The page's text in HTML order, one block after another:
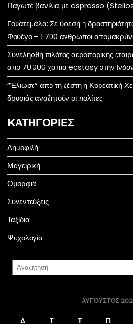
Παγωτό βανίλια με espresso
Γουατεμάλα: Σε ύφεση η
Φουέγο – 1.700 άνθρωποι
Συνελήφθη πιλότος αεροπορικής
από 70.000 χάπια ecstasy στην
“Έλιωσε” από τη ζέστη η Κορεατική
δροσιάς αναζητούν οι πολίτες
KΑΤΗΓΟΡΊΕΣ
Δημοφιλή
Μαγειρική
Ομορφιά
Συνεντεύξεις
Ταξίδια
Ψυχολογία
ΑΎΓΟΥΣΤΟΣ
Δ Τ Τ Π